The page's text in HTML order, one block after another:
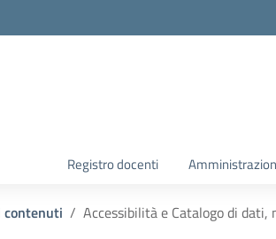
Registro docenti
Accessibilità e Catalogo di dati,